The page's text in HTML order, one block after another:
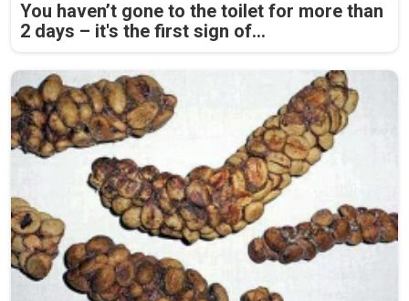
You haven’t gone to the toilet for more than
2 days – it's the first sign of...